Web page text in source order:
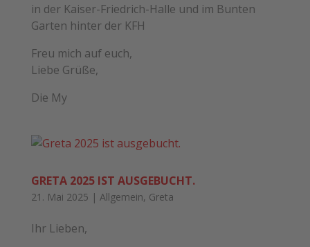
in der Kaiser-Friedrich-Halle und im Bunten
Garten hinter der KFH
Freu mich auf euch,
Liebe Grüße,
Die My
GRETA 2025 IST AUSGEBUCHT.
21. Mai 2025 | Allgemein, Greta
Ihr Lieben,